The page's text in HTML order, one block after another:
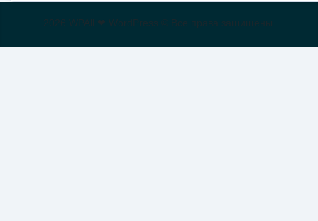
2026 WPAll ❤ WordPress © Все права защищены.